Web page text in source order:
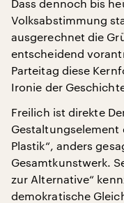
Dass dennoch bis
Volksabstimmung
ausgerechnet die
entscheidend
Parteitag diese
Ironie der
Freilich ist direkte
Gestaltungselement
Plastik“, anders
Gesamtkunstwerk.
zur Alternative“
demokratische